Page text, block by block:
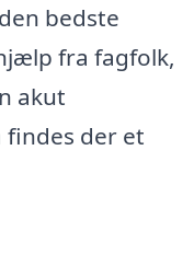
bedste
fra fagfolk,
akut
der et